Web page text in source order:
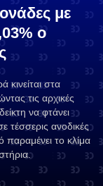
με
ο
κινείται στα
τις αρχικές
να φτάνει
τέσσερις ανοδικές
παραμένει το κλίμα